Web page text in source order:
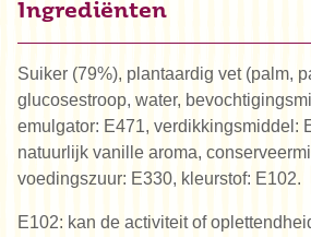
Ingrediënten
Suiker (79%), plantaardig vet (palm,
glucosestroop, water,
emulgator: E471, verdikkingsmiddel:
natuurlijk vanille aroma,
voedingszuur: E330, kleurstof: E102.
E102: kan de activiteit of